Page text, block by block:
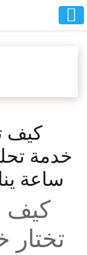
ساعة